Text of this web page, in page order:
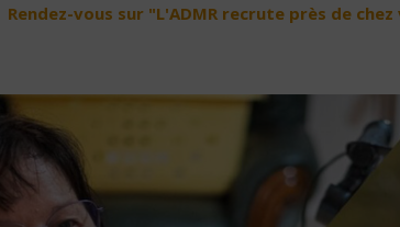
Rendez-vous sur "L'ADMR recrute près de chez